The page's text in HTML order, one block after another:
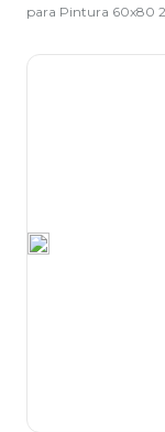
para Pintura 60x80
2 º sacola
3º mala
8